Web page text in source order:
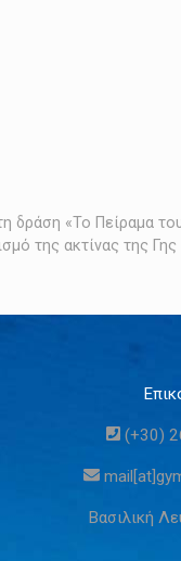
δράση «Το Πείραμα
της ακτίνας της
(+30)
Βασιλική